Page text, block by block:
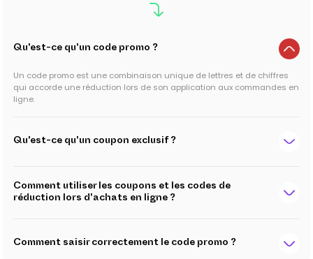
Qu'est-ce qu'un code promo ?
Un code promo est une combinaison unique de lettres et de chiffres
qui accorde une réduction lors de son application aux commandes en
ligne.
Qu'est-ce qu'un coupon exclusif ?
Comment utiliser les coupons et les codes de
réduction lors d'achats en ligne ?
Comment saisir correctement le code promo ?